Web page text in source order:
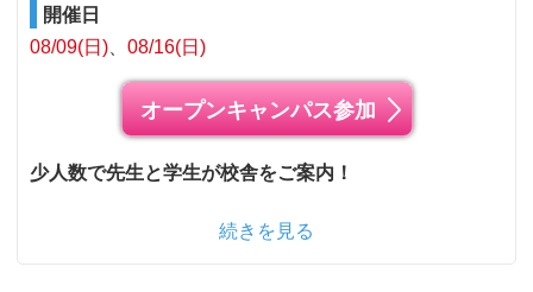
開催日
08/09(日)
08/16(日)
オープンキャンパス参加
少人数で先生と学生が校舎をご案内！
続きを見る